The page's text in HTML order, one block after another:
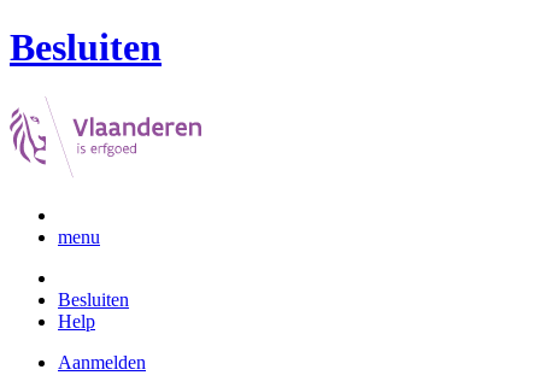
Besluiten
menu
Besluiten
Help
Aanmelden